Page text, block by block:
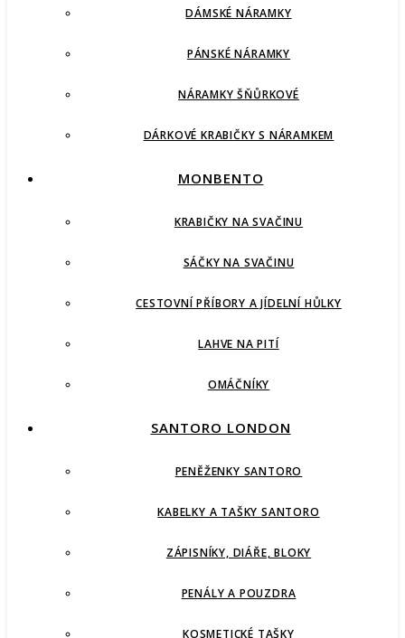
DÁMSKÉ NÁRAMKY
PÁNSKÉ NÁRAMKY
NÁRAMKY ŠŇŮRKOVÉ
DÁRKOVÉ KRABIČKY S NÁRAMKEM
MONBENTO
KRABIČKY NA SVAČINU
SÁČKY NA SVAČINU
CESTOVNÍ PŘÍBORY A JÍDELNÍ HŮLKY
LAHVE NA PITÍ
OMÁČNÍKY
SANTORO LONDON
PENĚŽENKY SANTORO
KABELKY A TAŠKY SANTORO
ZÁPISNÍKY, DIÁŘE, BLOKY
PENÁLY A POUZDRA
KOSMETICKÉ TAŠKY